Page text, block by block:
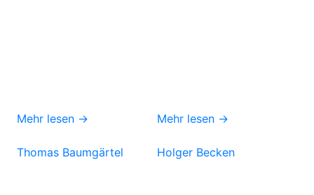
Mehr lesen → Mehr lesen →
Thomas Baumgärtel Holger Becken